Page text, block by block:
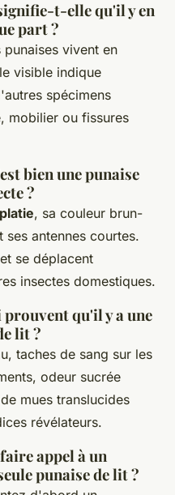
t-elle qu'il y en
part ?
vivent en
visible indique
spécimens
mobilier ou fissures
bien une punaise
?
, sa couleur brun-
antennes courtes.
se déplacent
insectes domestiques.
qu'il y a une
lit ?
taches de sang sur les
odeur sucrée
mues translucides
révélateurs.
appel à un
punaise de lit ?